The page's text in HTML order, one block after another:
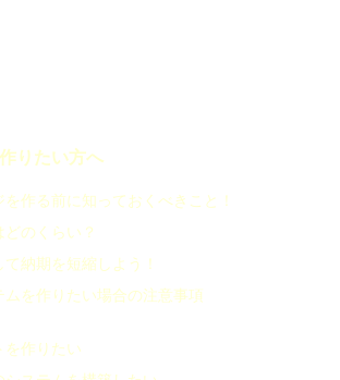
りたい方へ
作る前に知っておくべきこと！
どのくらい？
て納期を短縮しよう！
ムを作りたい場合の注意事項